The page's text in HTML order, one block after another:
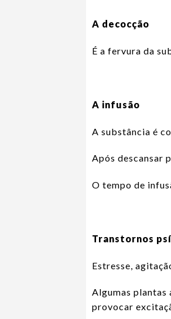
A decocção
É a fervura da
A infusão
A substância é
Após descansar
O tempo de
Transtornos
Estresse,
Algumas plantas
provocar